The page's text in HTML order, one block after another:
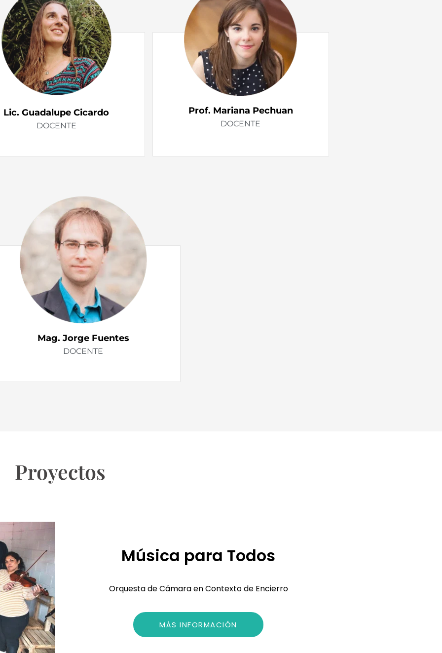
Lic. Guadalupe Cicardo​
DOCENTE
Prof. Mariana Pechuan
DOCENTE
Mag. Jorge Fuentes
DOCENTE
Proyectos
Música para Todos
Orquesta de Cámara en Contexto de Encierro
MÁS INFORMACIÓN